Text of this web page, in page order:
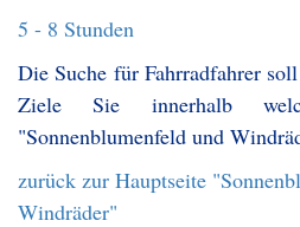
5 - 8 Stunden
Die Suche für Fahrradfahrer
Ziele Sie innerhalb
"Sonnenblumenfeld und
zurück zur Hauptseite
Windräder"